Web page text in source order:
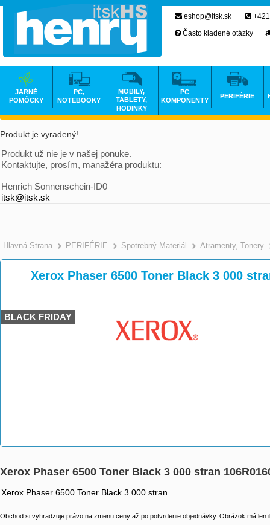
Produkt je vyradený!
Produkt už nie je v našej ponuke.
Kontaktujte, prosím, manažéra produktu:
Henrich Sonnenschein-ID0
itsk@itsk.sk
Hlavná Strana >
PERIFÉRIE >
Spotrebný Materiál >
Atramenty, Tonery
Xerox Phaser 6500 Toner Black 3 000
BLACK FRIDAY
Xerox Phaser 6500 Toner Black 3 000 stran
Xerox Phaser 6500 Toner Black 3 000 stran
Obchod si vyhradzuje právo na zmenu ceny až po potvrdenie objednávky. Obrázok má len
eshop@itsk.sk
Často kladené otázky
JARNÉ
POMÔCKY
PC,
NOTEBOOKY
MOBILY,
TABLETY,
HODINKY
PC
KOMPONENTY
PERIFÉRIE